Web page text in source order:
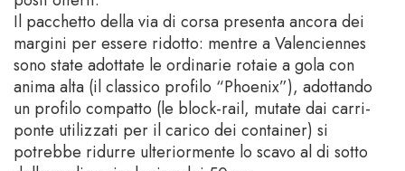
Il pacchetto della via di corsa presenta ancora dei
margini per essere ridotto: mentre a Valenciennes
sono state adottate le ordinarie rotaie a gola con
anima alta (il classico profilo “Phoenix”), adottando
un profilo compatto (le block-rail, mutate dai carri-
ponte utilizzati per il carico dei container) si
potrebbe ridurre ulteriormente lo scavo al di sotto